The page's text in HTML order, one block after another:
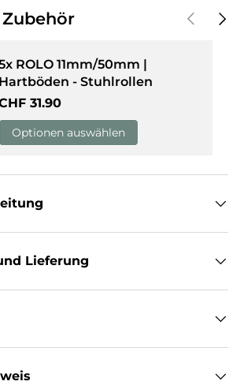
Zubehör Vorherige
ROLO 11mm/50mm |
Hartböden - Stuhlrollen
Preis
31.90
Optionen auswählen
Lieferung